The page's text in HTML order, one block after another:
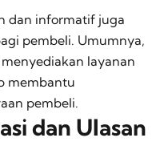
dan informatif juga
pembeli. Umumnya,
layanan
membantu
pembeli.
dan Ulasan